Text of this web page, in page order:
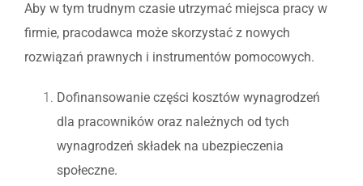
Aby w tym trudnym czasie utrzymać miejsca pracy w
firmie, pracodawca może skorzystać z nowych
rozwiązań prawnych i instrumentów pomocowych.
Dofinansowanie części kosztów wynagrodzeń
dla pracowników oraz należnych od tych
wynagrodzeń składek na ubezpieczenia
społeczne.